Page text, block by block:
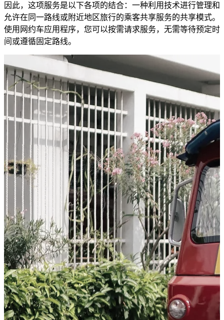
因此，这项服务是以下各项的结合：一种利用技术进行管理和
允许在同一路线或附近地区旅行的乘客共享服务的共享模式。
使用网约车应用程序，您可以按需请求服务，无需等待预定时
间或遵循固定路线。